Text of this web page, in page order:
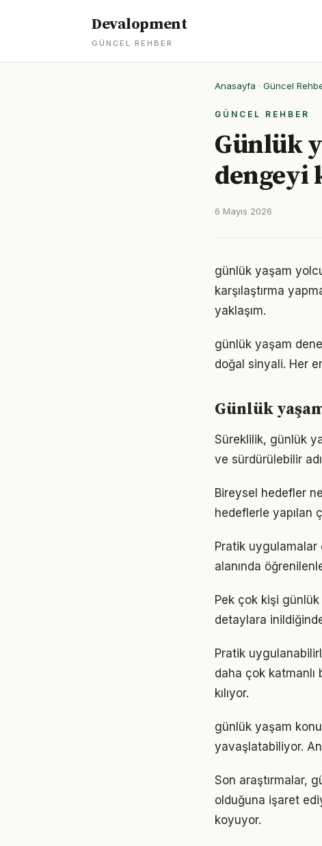
Devalopment
GÜNCEL REHBER
Anasayfa · Güncel
GÜNCEL REHBER
Günlük
dengeyi
6 Mayıs 2026
günlük yaşam
karşılaştırma
yaklaşım.
günlük yaşam
doğal sinyali. Her
Günlük
Süreklilik, günlük
ve sürdürülebilir
Bireysel hedefler
hedeflerle yapılan
Pratik
alanında
Pek çok kişi
detaylara
Pratik
daha çok katmanlı
kılıyor.
günlük yaşam
yavaşlatabiliyor.
Son araştırmalar,
olduğuna işaret
koyuyor.